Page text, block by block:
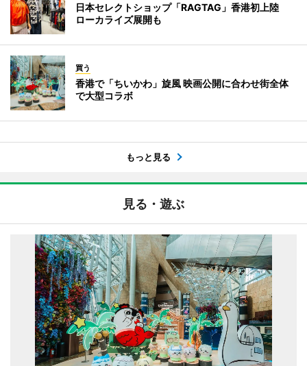
日本セレクトショップ「RAGTAG」香港初上陸
ローカライズ展開も
買う
香港で「ちいかわ」旋風 映画公開に合わせ街全体
で大型コラボ
もっと見る
見る・遊ぶ